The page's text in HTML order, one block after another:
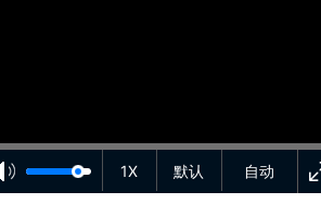
自动
1X 默认